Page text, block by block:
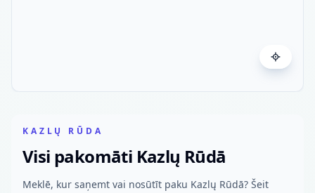
KAZLŲ RŪDA
Visi pakomāti Kazlų Rūdā
Meklē, kur saņemt vai nosūtīt paku Kazlų Rūdā? Šeit